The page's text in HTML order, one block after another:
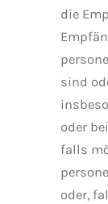
die
sind
oder
falls
oder,